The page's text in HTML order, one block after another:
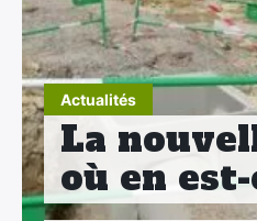
Actualités
La
où en
Etat Civil
Autres Démarches